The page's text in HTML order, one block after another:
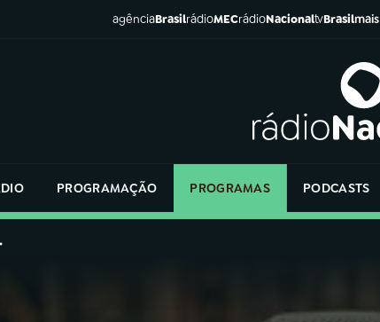
agênciaBrasilrádioMECrádioNacionaltvBrasilmais
PROGRAMAÇÃO PROGRAMAS PODCASTS